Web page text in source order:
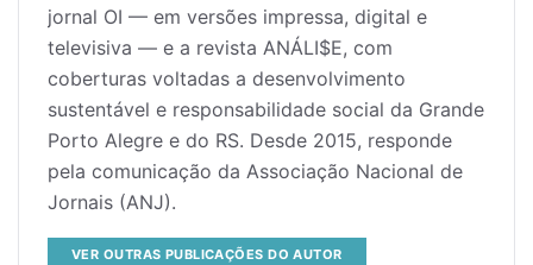
jornal OI — em versões impressa, digital e
televisiva — e a revista ANÁLI$E, com
coberturas voltadas a desenvolvimento
sustentável e responsabilidade social da Grande
Porto Alegre e do RS. Desde 2015, responde
pela comunicação da Associação Nacional de
Jornais (ANJ).
VER OUTRAS PUBLICAÇÕES DO AUTOR